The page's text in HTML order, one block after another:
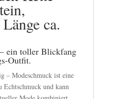
ca.
ein toller Blickfang
Outfit.
– Modeschmuck ist eine
und kann